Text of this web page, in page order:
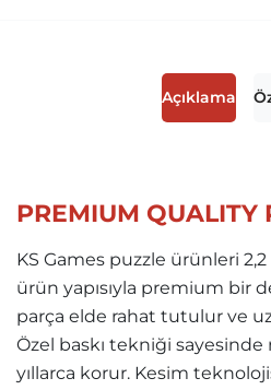
Açıklama
PREMIUM QUALITY
KS Games puzzle ürünleri
ürün yapısıyla premium bir
parça elde rahat tutulur ve
Özel baskı tekniği sayesinde
yıllarca korur. Kesim